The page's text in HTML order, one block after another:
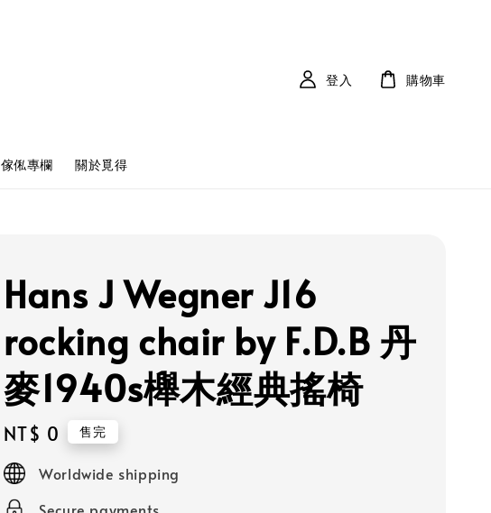
傢俬專欄 關於覓得
登入 購物車
Hans J Wegner J16
rocking chair by F.D.B 丹
麥1940s櫸木經典搖椅
Regular
price
NT$ 0 售完
Worldwide shipping
Secure payments